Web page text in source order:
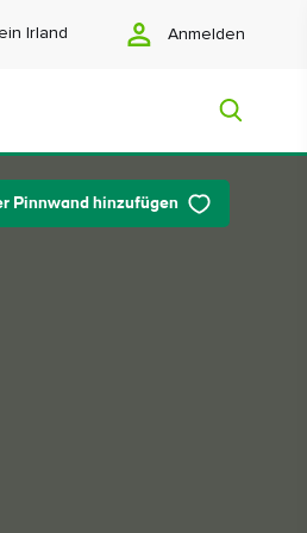
Irland Anmelden
Pinnwand hinzufügen